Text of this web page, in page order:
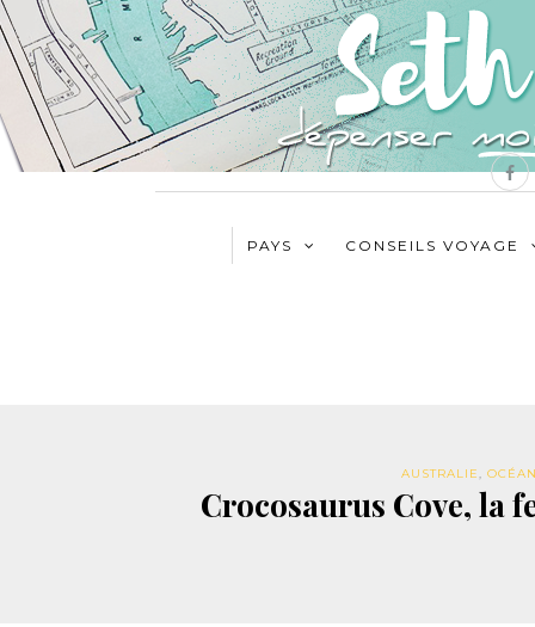
PAYS CONSEILS VOYAGE
AUSTRALIE,
Crocosaurus Cove, la